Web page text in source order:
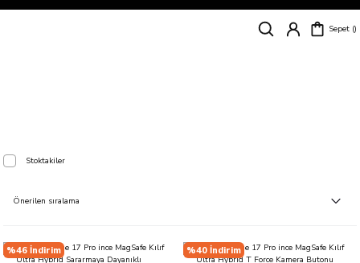
Siparişleriniz
Sepet
Stoktakiler
%46 İndirim %40 İndirim